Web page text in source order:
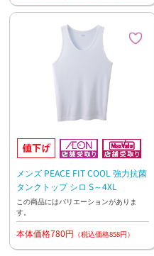
メンズ PEACE FIT COOL 強力抗菌
タンクトップ シロ S～4XL
この商品にはバリエーションがありま
す。
本体価格780円 （税込価格858円）